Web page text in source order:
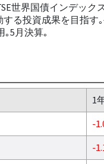
世界国債インデッ
る投資成果を目指
｡5月決算｡
1
-
-